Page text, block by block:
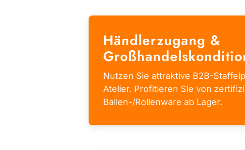
Händlerzugang &
Nutzen Sie attraktive B2B-
Atelier. Profitieren Sie von
Ballen-/Rollenware ab Lager.